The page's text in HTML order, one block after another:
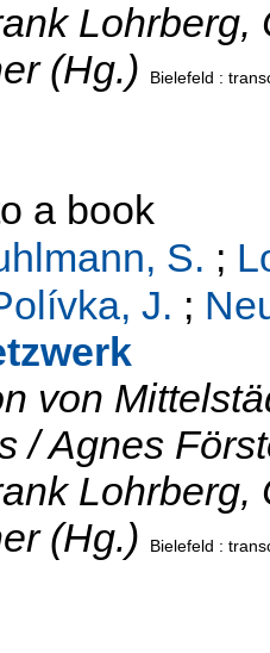
(Hg.)
Bielefeld :
a book
S. ;
J. ;
von
/ Agnes
(Hg.)
Bielefeld :